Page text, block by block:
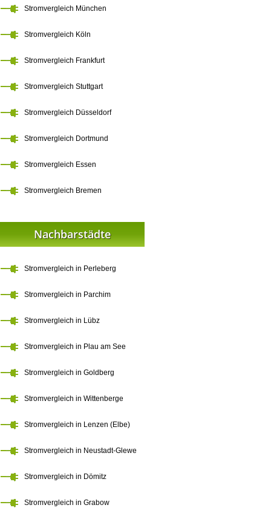
Stromvergleich München
Stromvergleich Köln
Stromvergleich Frankfurt
Stromvergleich Stuttgart
Stromvergleich Düsseldorf
Stromvergleich Dortmund
Stromvergleich Essen
Stromvergleich Bremen
Nachbarstädte
Stromvergleich in Perleberg
Stromvergleich in Parchim
Stromvergleich in Lübz
Stromvergleich in Plau am See
Stromvergleich in Goldberg
Stromvergleich in Wittenberge
Stromvergleich in Lenzen (Elbe)
Stromvergleich in Neustadt-Glewe
Stromvergleich in Dömitz
Stromvergleich in Grabow